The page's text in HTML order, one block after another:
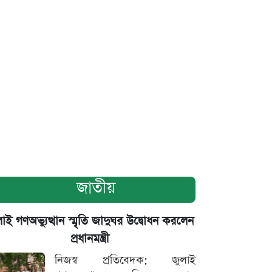
জাতীয়
গণঅভ্যুত্থান স্মৃতি জাদুঘর উদ্বোধন করলেন
প্রধানমন্ত্রী
নিজস্ব প্রতিবেদক: জুলাই